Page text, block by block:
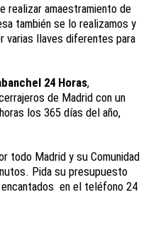
amaestramiento de
también se lo realizamos y
varias llaves diferentes para
24 Horas,
de Madrid con un
los 365 días del año,
Madrid y su Comunidad
Pida su presupuesto
en el teléfono 24